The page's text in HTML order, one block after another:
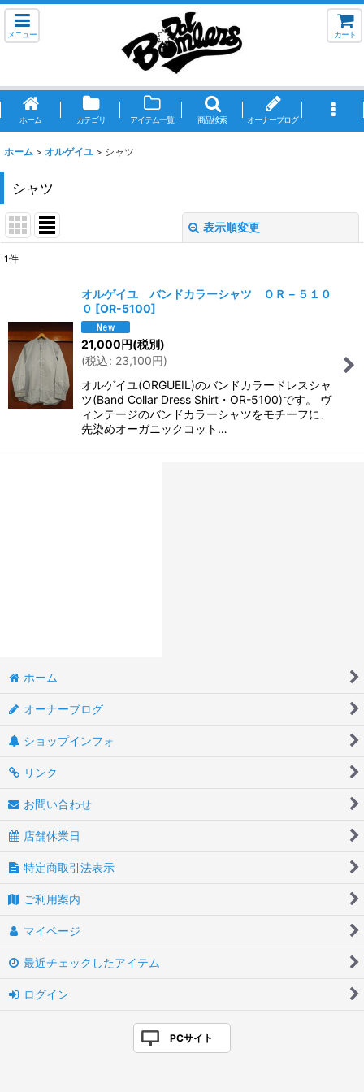
メニュー カート
ホーム カテゴリ アイテム一覧 商品検索 オーナーブログ
ホーム > オルゲイユ > シャツ
シャツ
表示順変更
並び順:
絞り込む
1件
オルゲイユ バンドカラーシャツ ＯＲ－５１０
０ [OR-5100]
21,000円(税別)
(税込: 23,100円)
オルゲイユ(ORGUEIL)のバンドカラードレスシャ
ツ(Band Collar Dress Shirt・OR-5100)です。 ヴ
ィンテージのバンドカラーシャツをモチーフに、
先染めオーガニックコット…
ホーム
オーナーブログ
ショップインフォ
リンク
お問い合わせ
店舗休業日
特定商取引法表示
ご利用案内
マイページ
最近チェックしたアイテム
ログイン
PCサイト